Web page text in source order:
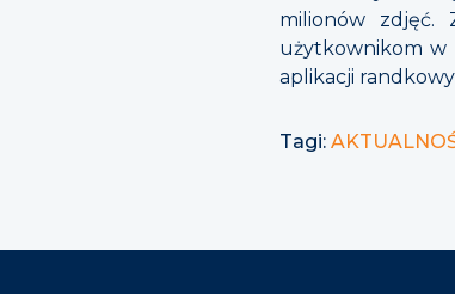
milionów zdjęć.
użytkownikom w
aplikacji
Tagi: